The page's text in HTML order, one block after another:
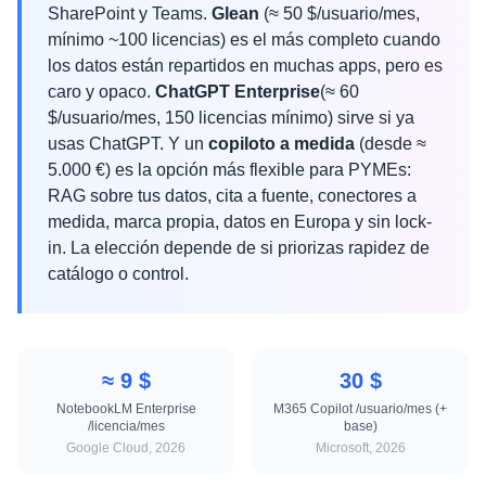
SharePoint y Teams. Glean (≈ 50 $/usuario/mes,
mínimo ~100 licencias) es el más completo cuando
los datos están repartidos en muchas apps, pero es
caro y opaco. ChatGPT Enterprise(≈ 60
$/usuario/mes, 150 licencias mínimo) sirve si ya
usas ChatGPT. Y un copiloto a medida (desde ≈
5.000 €) es la opción más flexible para PYMEs:
RAG sobre tus datos, cita a fuente, conectores a
medida, marca propia, datos en Europa y sin lock-
in. La elección depende de si priorizas rapidez de
catálogo o control.
≈ 9 $
NotebookLM Enterprise
/licencia/mes
Google Cloud, 2026
30 $
M365 Copilot /usuario/mes (+
base)
Microsoft, 2026